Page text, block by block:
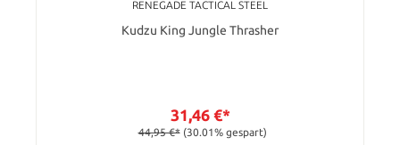
RENEGADE TACTICAL STEEL
Kudzu King Jungle Thrasher
31,46 €*
44,95 €* (30.01% gespart)